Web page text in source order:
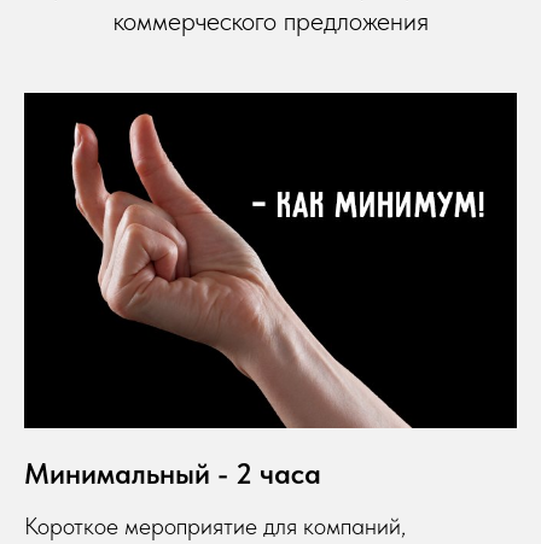
коммерческого предложения
Минимальный - 2 часа
Короткое мероприятие для компаний,